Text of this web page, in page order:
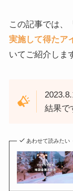
この記事では、
実施して得たア
いてご紹介しま
結果で
あわせて読みたい